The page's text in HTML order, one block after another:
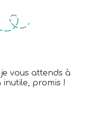
vous attends à
promis !